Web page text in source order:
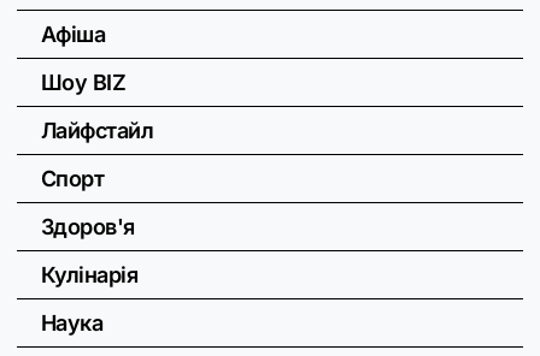
Афіша
Шоу BIZ
Лайфстайл
Спорт
Здоров'я
Кулінарія
Наука